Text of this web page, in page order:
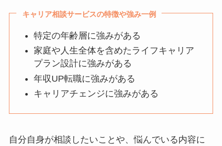
キャリア相談サービスの特徴や強み一例
特定の年齢層に強みがある
家庭や人生全体を含めたライフキャリア
プラン設計に強みがある
年収UP転職に強みがある
キャリアチェンジに強みがある
自分自身が相談したいことや、悩んでいる内容に